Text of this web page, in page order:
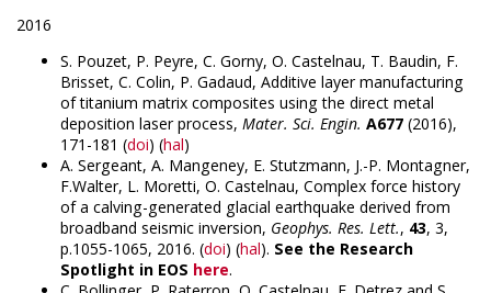
2016
S. Pouzet, P. Peyre, C. Gorny, O. Castelnau, T. Baudin, F.
Brisset, C. Colin, P. Gadaud, Additive layer manufacturing
of titanium matrix composites using the direct metal
deposition laser process, Mater. Sci. Engin. A677 (2016),
171-181 (doi) (hal)
A. Sergeant, A. Mangeney, E. Stutzmann, J.-P. Montagner,
F.Walter, L. Moretti, O. Castelnau, Complex force history
of a calving-generated glacial earthquake derived from
broadband seismic inversion, Geophys. Res. Lett., 43, 3,
p.1055-1065, 2016. (doi) (hal). See the Research
Spotlight in EOS here.